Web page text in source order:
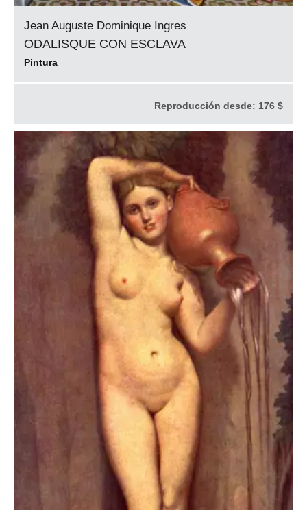
Jean Auguste Dominique Ingres
ODALISQUE CON ESCLAVA
Pintura
Reproducción desde: 176 $